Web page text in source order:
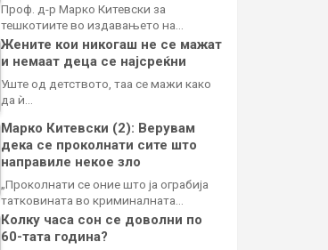
Проф. д-р Марко Китевски за
тешкотиите во издавањето на…
Жените кои никогаш не се мажат
и немаат деца се најсреќни
Уште од детството, таа се мажи како
да ѝ…
Марко Китевски (2): Верувам
дека се проколнати сите што
направиле некое зло
„Проколнати се оние што ја ограбија
татковината во криминалната…
Колку часа сон се доволни по
60-тата година?